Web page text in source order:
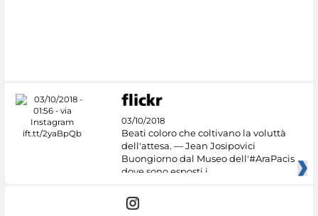
03/10/2018
Beati coloro che coltivano la voluttà
dell'attesa. — Jean Josipovici
Buongiorno dal Museo dell'#AraPacis
dove sono esposti i